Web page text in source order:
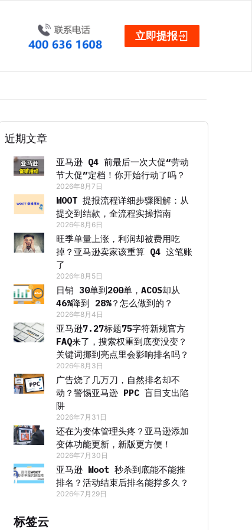
立即提报
近期文章
亚马逊 Q4 前最后一次大促“劳动
节大促”定档！你开始行动了吗？
2026年8月7日
WOOT 提报流程详细步骤图解：从
提交到结款，全流程实操指南
2026年8月6日
旺季单量上涨，利润却被费用吃
掉？亚马逊卖家该重算 Q4 这笔账
了
2026年8月5日
日销 30单到200单，ACOS却从
46%降到 28%？怎么做到的？
2026年8月4日
亚马逊7.27标题75字符新规官方
FAQ来了，搜索权重到底变没变？
关键词挪到亮点里会影响排名吗？
2026年8月3日
广告烧了几万刀，自然排名却不
动？警惕亚马逊 PPC 盲目支出陷
阱
2026年7月31日
还在为变体管理头疼？亚马逊添加
变体功能更新，新版更方便！
2026年7月30日
亚马逊 Woot 秒杀到底能不能推
排名？活动结束后排名能撑多久？
2026年7月29日
标签云